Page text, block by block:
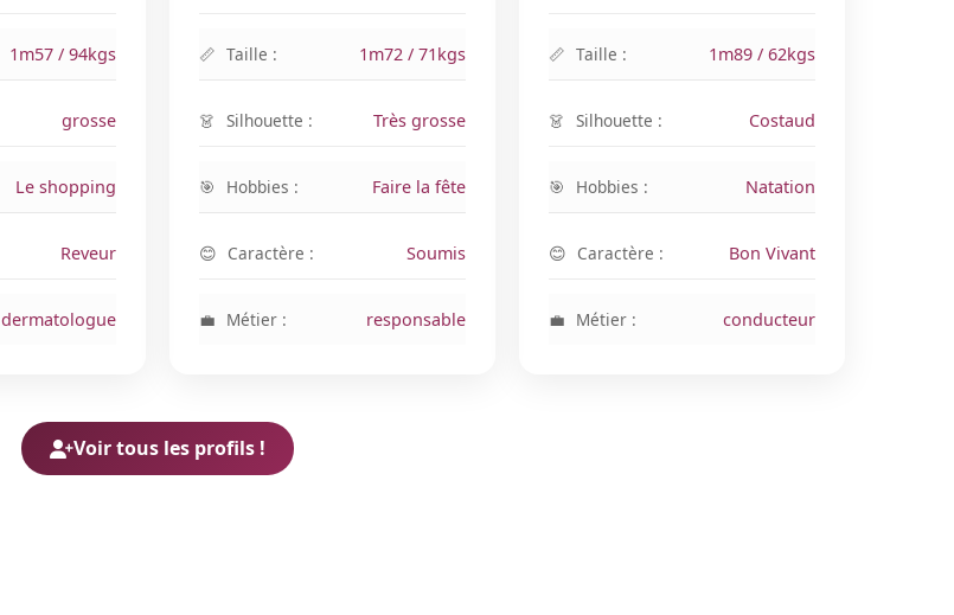
1m57 / 94kgs
grosse
Le shopping
Reveur
dermatologue
Taille : 1m72 / 71kgs
Silhouette : Très grosse
Hobbies : Faire la fête
Caractère : Soumis
Métier : responsable
Taille : 1m89 / 62kgs
Silhouette : Costaud
Hobbies : Natation
Caractère : Bon Vivant
Métier : conducteur
Voir tous les profils !